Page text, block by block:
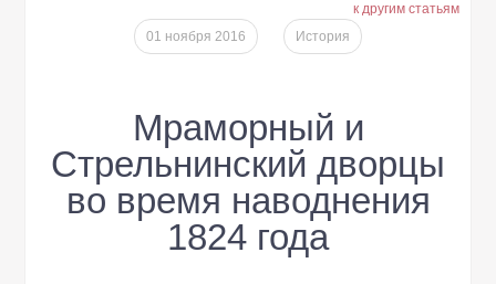
к другим статьям
01 ноября 2016
История
Мраморный и
Стрельнинский дворцы
во время наводнения
1824 года